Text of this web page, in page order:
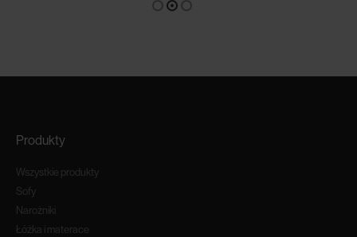
Produkty
Wszystkie produkty
Sofy
Narożniki
Łóżka i materace